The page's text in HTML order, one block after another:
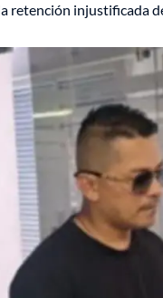
retención injustificada